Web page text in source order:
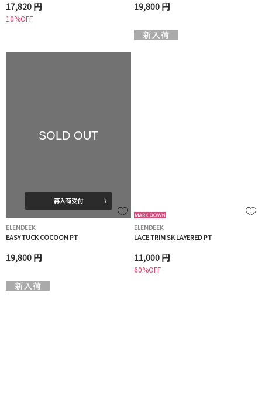
17,820 円
10%OFF
19,800 円
SOLD OUT
再入荷受付
ELENDEEK
EASY TUCK COCOON PT
19,800 円
ELENDEEK
LACE TRIM SK LAYERED PT
11,000 円
60%OFF